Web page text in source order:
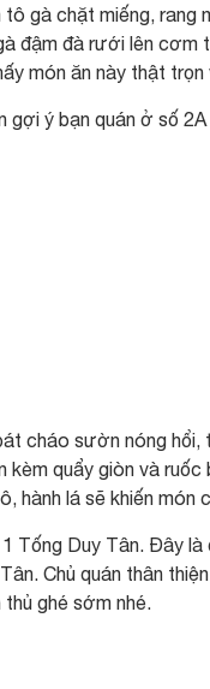
gà chặt miếng, rang
đậm đà rưới lên cơm
món ăn này thật trọn
gợi ý bạn quán ở số
cháo sườn nóng hổi,
kèm quẩy giòn và
hành lá sẽ khiến món
Tống Duy Tân. Đây
Chủ quán thân
ghé sớm nhé.